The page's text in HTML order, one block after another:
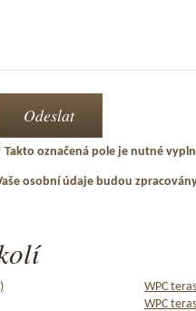
Takto označená pole je nutné
osobní údaje budou
WPC
WPC